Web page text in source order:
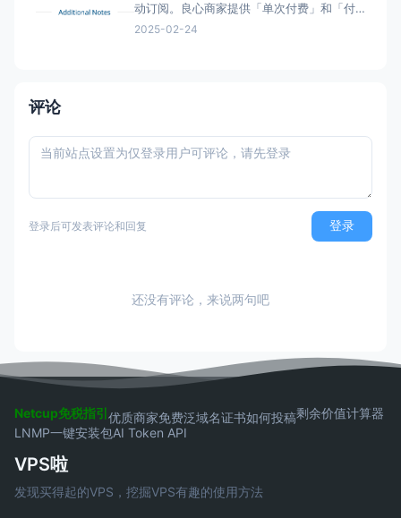
动订阅。良心商家提供「单次付费」和「付
费订阅」两类选项。但现在良心商家日渐变
2025-02-24
评论
登录后可发表评论和回复 登录
还没有评论，来说两句吧
Netcup免税指引优质商家免费泛域名证书如何投稿剩余价值计算器
LNMP一键安装包AI Token API
VPS啦
发现买得起的VPS，挖掘VPS有趣的使用方法